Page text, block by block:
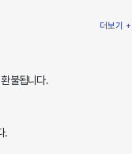
더보기 +
불됩니다.
.